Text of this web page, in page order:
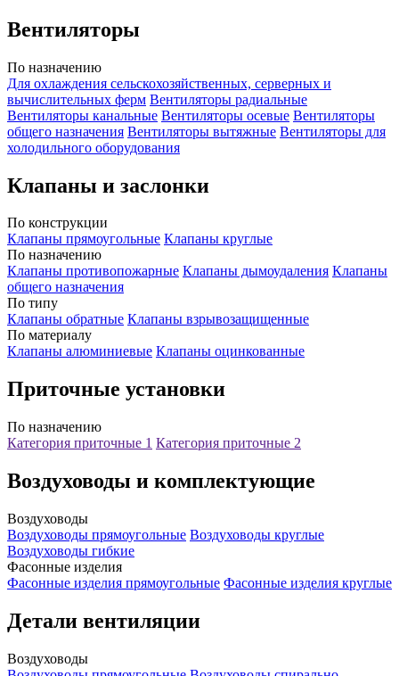
Вентиляторы
По назначению
Для охлаждения сельскохозяйственных, серверных и
вычислительных ферм Вентиляторы радиальные
Вентиляторы канальные Вентиляторы осевые Вентиляторы
общего назначения Вентиляторы вытяжные Вентиляторы для
холодильного оборудования
Клапаны и заслонки
По конструкции
Клапаны прямоугольные Клапаны круглые
По назначению
Клапаны противопожарные Клапаны дымоудаления Клапаны
общего назначения
По типу
Клапаны обратные Клапаны взрывозащищенные
По материалу
Клапаны алюминиевые Клапаны оцинкованные
Приточные установки
По назначению
Категория приточные 1 Категория приточные 2
Воздуховоды и комплектующие
Воздуховоды
Воздуховоды прямоугольные Воздуховоды круглые
Воздуховоды гибкие
Фасонные изделия
Фасонные изделия прямоугольные Фасонные изделия круглые
Детали вентиляции
Воздуховоды